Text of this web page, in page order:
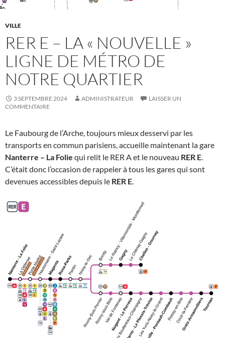
VILLE
RER E – LA « NOUVELLE »
LIGNE DE MÉTRO DE
NOTRE QUARTIER
3 SEPTEMBRE 2024 ADMINISTRATEUR
LAISSER UN
COMMENTAIRE
Le Faubourg de l’Arche, toujours mieux desservi par les
transports en commun parisiens, accueille maintenant la gare
Nanterre – La Folie qui relit le RER A et le nouveau RER E.
C’était donc l’occasion de rappeler à tous les gares qui sont
devenues accessibles depuis le RER E.